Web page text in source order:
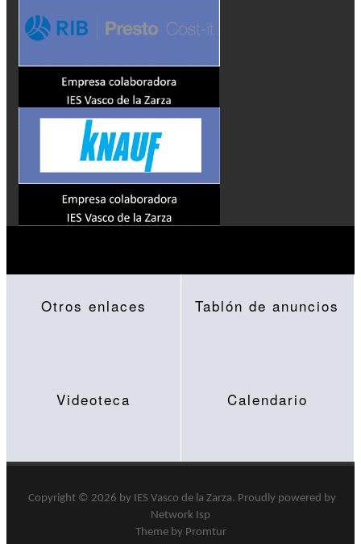
Otros enlaces Tablón de anuncios
Videoteca Calendario
Copyright © 2026 by IES Vasco de la Zarza. Proudly powered by
Network Isp
Theme by Promtur